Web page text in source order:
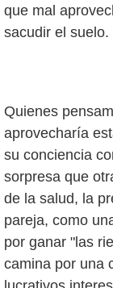
que mal
sacudir el suelo.
Quienes
aprovecharía
su conciencia
sorpresa que
de la salud, la
pareja, como
por ganar "las
camina por una